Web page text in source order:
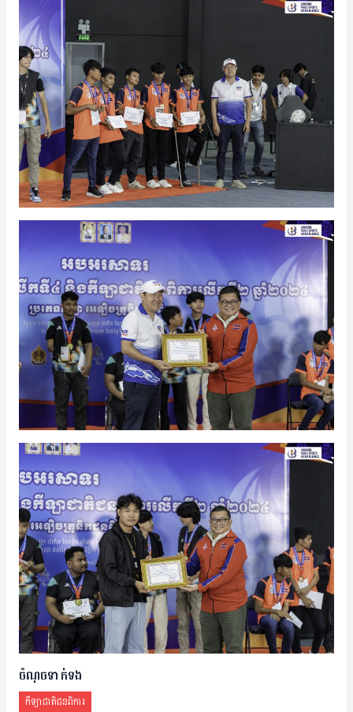
ចំណុចទាក់ទង
កីឡាជាតិ​ជន​ពិការ